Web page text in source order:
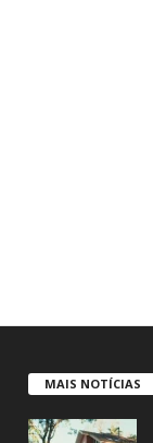
MAIS NOTÍCIAS